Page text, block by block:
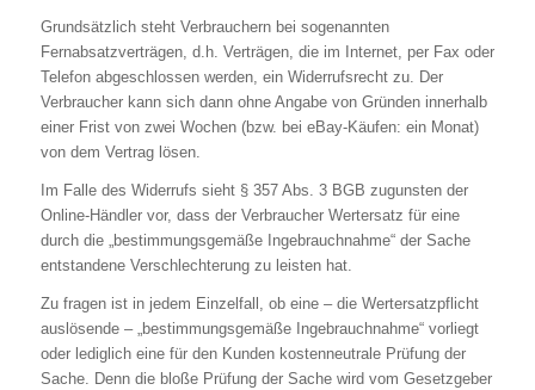
Grundsätzlich steht Verbrauchern bei sogenannten
Fernabsatzverträgen, d.h. Verträgen, die im Internet, per Fax oder
Telefon abgeschlossen werden, ein Widerrufsrecht zu. Der
Verbraucher kann sich dann ohne Angabe von Gründen innerhalb
einer Frist von zwei Wochen (bzw. bei eBay-Käufen: ein Monat)
von dem Vertrag lösen.
Im Falle des Widerrufs sieht § 357 Abs. 3 BGB zugunsten der
Online-Händler vor, dass der Verbraucher Wertersatz für eine
durch die „bestimmungsgemäße Ingebrauchnahme“ der Sache
entstandene Verschlechterung zu leisten hat.
Zu fragen ist in jedem Einzelfall, ob eine – die Wertersatzpflicht
auslösende – „bestimmungsgemäße Ingebrauchnahme“ vorliegt
oder lediglich eine für den Kunden kostenneutrale Prüfung der
Sache. Denn die bloße Prüfung der Sache wird vom Gesetzgeber